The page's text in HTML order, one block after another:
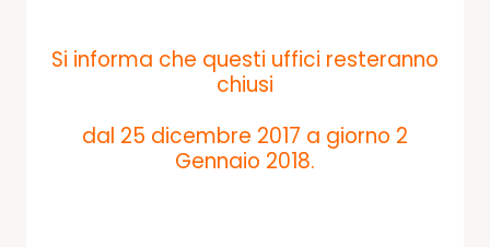
Si informa che questi uffici resteranno
chiusi
dal 25 dicembre 2017 a giorno 2
Gennaio 2018.